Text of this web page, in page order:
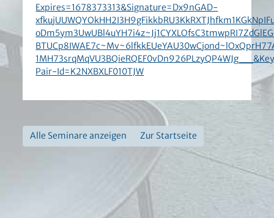
Expires=1678373313&Signature=Dx9nGAD-
Pair-Id=K2NXBXLF010TJW
Alle Seminare anzeigen Zur Startseite